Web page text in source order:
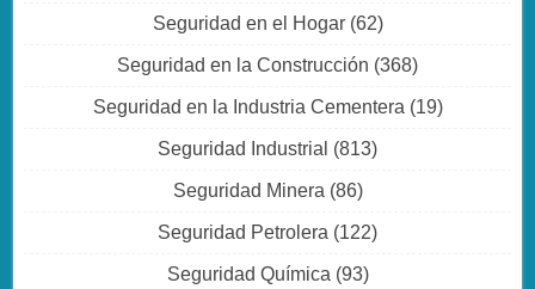
Seguridad en el Hogar(62)
Seguridad en la Construcción (368)
Seguridad en la Industria Cementera (19)
Seguridad Industrial (813)
Seguridad Minera (86)
Seguridad Petrolera (122)
Seguridad Química (93)